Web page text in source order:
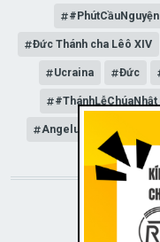
#PhútCầuNguyện
Đức Thánh cha Lêô XIV
Ucraina Đức
#ThánhLễChúaNhật
Angelus Đức
STAY